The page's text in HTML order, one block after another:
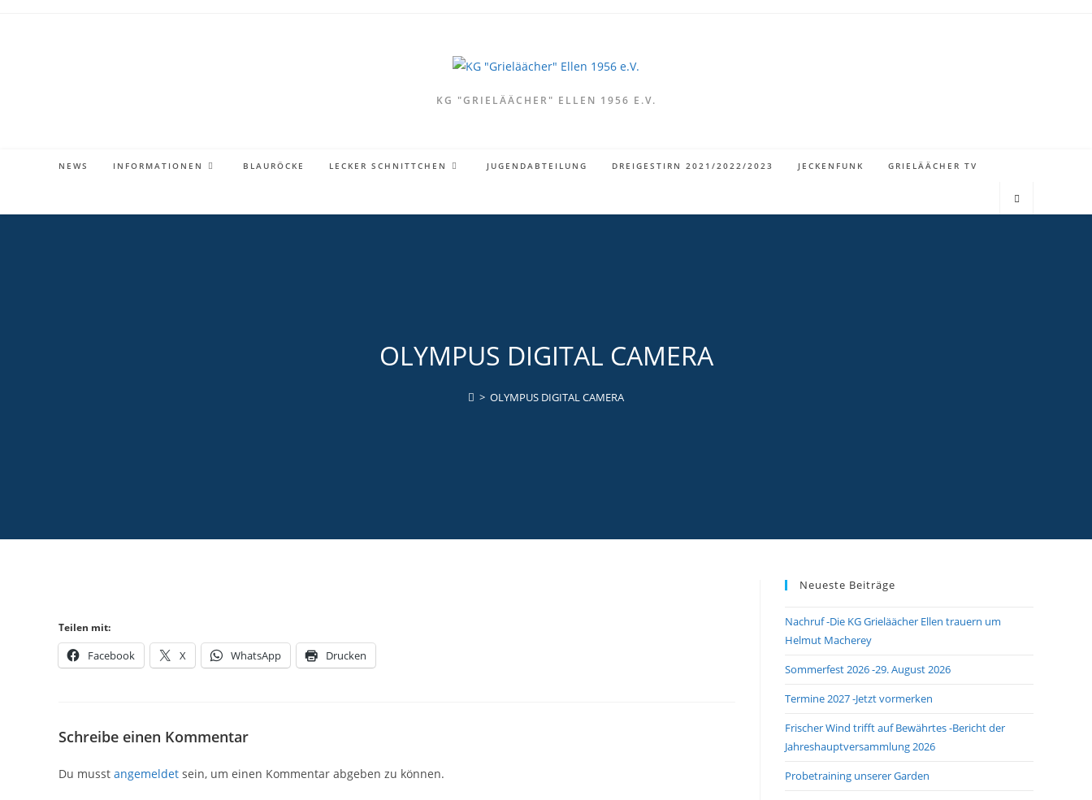
KG "GRIELÄÄCHER" ELLEN 1956 E.V.
NEWS INFORMATIONEN BLAURÖCKE LECKER SCHNITTCHEN JUGENDABTEILUNG DREIGESTIRN 2021/2022/2023 JECKENFUNK GRIELÄÄCHER TV
OLYMPUS DIGITAL CAMERA
> OLYMPUS DIGITAL CAMERA
Teilen mit:
Facebook X WhatsApp Drucken
Schreibe einen Kommentar
Du musst angemeldet sein, um einen Kommentar abgeben zu können.
Neueste Beiträge
Nachruf -Die KG Grieläächer Ellen trauern um
Helmut Macherey
Sommerfest 2026 -29. August 2026
Termine 2027 -Jetzt vormerken
Frischer Wind trifft auf Bewährtes -Bericht der
Jahreshauptversammlung 2026
Probetraining unserer Garden